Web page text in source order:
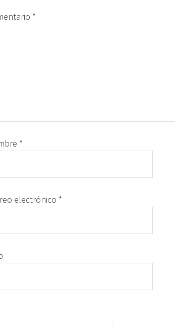
*
*
electrónico *